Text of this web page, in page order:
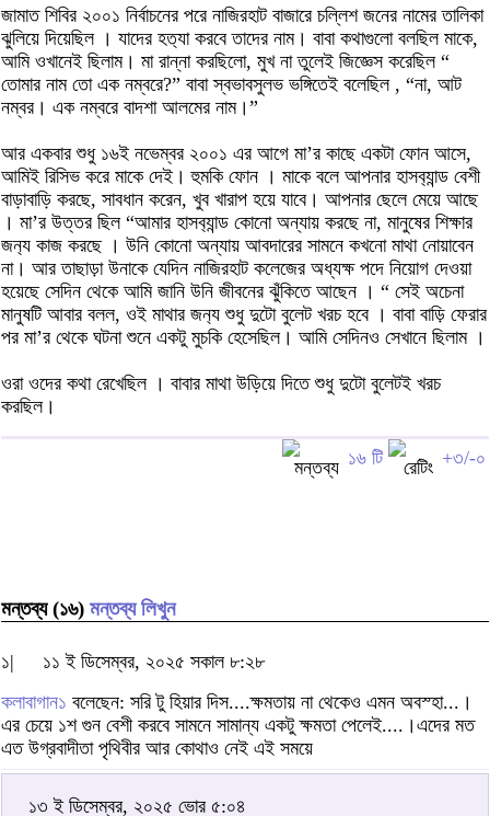
জামাত শিবির ২০০১ নির্বাচনের পরে নাজিরহাট বাজারে চল্লিশ জনের নামের তালিকা
ঝুলিয়ে দিয়েছিল । যাদের হত‍্যা করবে তাদের নাম। বাবা কথাগুলো বলছিল মাকে,
আমি ওখানেই ছিলাম। মা রান্না করছিলো, মুখ না তুলেই জিজ্ঞেস করেছিল “
তোমার নাম তো এক নম্বরে?” বাবা স্বভাবসুলভ ভঙ্গিতেই বলেছিল , “না, আট
নম্বর। এক নম্বরে বাদশা আলমের নাম।”
আর একবার শুধু ১৬ই নভেম্বর ২০০১ এর আগে মা’র কাছে একটা ফোন আসে,
আমিই রিসিভ করে মাকে দেই। হুমকি ফোন । মাকে বলে আপনার হাসব‍্যান্ড বেশী
বাড়াবাড়ি করছে, সাবধান করেন, খুব খারাপ হয়ে যাবে। আপনার ছেলে মেয়ে আছে
। মা’র উত্তর ছিল “আমার হাসব‍্যান্ড কোনো অন্যায় করছে না, মানুষের শিক্ষার
জন‍্য কাজ করছে । উনি কোনো অন্যায় আবদারের সামনে কখনো মাথা নোয়াবেন
না। আর তাছাড়া উনাকে যেদিন নাজিরহাট কলেজের অধ্যক্ষ পদে নিয়োগ দেওয়া
হয়েছে সেদিন থেকে আমি জানি উনি জীবনের ঝুঁকিতে আছেন । “ সেই অচেনা
মানুষটি আবার বলল, ওই মাথার জন‍্য শুধু দুটো বুলেট খরচ হবে । বাবা বাড়ি ফেরার
পর মা’র থেকে ঘটনা শুনে একটু মুচকি হেসেছিল। আমি সেদিনও সেখানে ছিলাম ।
ওরা ওদের কথা রেখেছিল । বাবার মাথা উড়িয়ে দিতে শুধু দুটো বুলেটই খরচ
করছিল।
১৬ টি +৩/-০
মন্তব্য (১৬) মন্তব্য লিখুন
১|
১১ ই ডিসেম্বর, ২০২৫ সকাল ৮:২৮
কলাবাগান১ বলেছেন: সরি টু হিয়ার দিস....ক্ষমতায় না থেকেও এমন অবস্হা...।
এর চেয়ে ১শ গুন বেশী করবে সামনে সামান্য একটু ক্ষমতা পেলেই....।এদের মত
এত উগ্রবাদীতা পৃথিবীর আর কোথাও নেই এই সময়ে
১৩ ই ডিসেম্বর, ২০২৫ ভোর ৫:০৪